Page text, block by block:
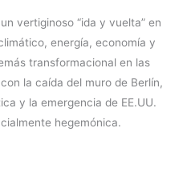
vertiginoso “ida y vuelta” en
energía, economía y
transformacional en las
la caída del muro de Berlín,
y la emergencia de EE.UU.
hegemónica.